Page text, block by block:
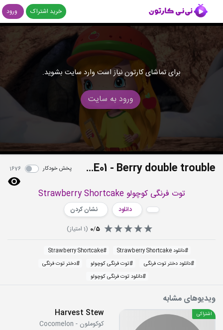
خرید اشتراک ورود
برای تماشای کارتون نیاز است وارد سایت بشوید.
ورود به سایت
S4E01 - Berry double trouble پخش خودکار 1676
توت فرنگی کوچولو Strawberry Shortcake
دانلود
نشان کردن
0/5
(
1 امتیاز)
#دانلود Strawberry Shortcake #
Strawberry Shortcake
#دانلود دختر توت فرنگی #توت فرنگی کوچولو #دختر توت فرنگی
#دانلود توت فرنگی کوچولو
ویدیوهای مشابه
اشتراکی Harvest Stew
کوکوملون - Cocomelon